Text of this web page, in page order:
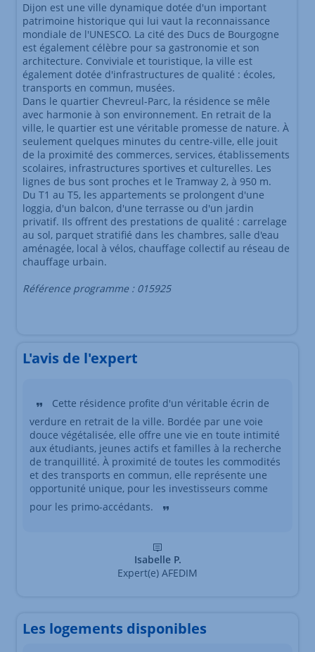
Dijon est une ville dynamique dotée d'un important
patrimoine historique qui lui vaut la reconnaissance
mondiale de l'UNESCO. La cité des Ducs de Bourgogne
est également célèbre pour sa gastronomie et son
architecture. Conviviale et touristique, la ville est
également dotée d'infrastructures de qualité : écoles,
transports en commun, musées.
Dans le quartier Chevreul-Parc, la résidence se mêle
avec harmonie à son environnement. En retrait de la
ville, le quartier est une véritable promesse de nature. À
seulement quelques minutes du centre-ville, elle jouit
de la proximité des commerces, services, établissements
scolaires, infrastructures sportives et culturelles. Les
lignes de bus sont proches et le Tramway 2, à 950 m.
Du T1 au T5, les appartements se prolongent d'une
loggia, d'un balcon, d'une terrasse ou d'un jardin
privatif. Ils offrent des prestations de qualité : carrelage
au sol, parquet stratifié dans les chambres, salle d'eau
aménagée, local à vélos, chauffage collectif au réseau de
chauffage urbain.
Référence programme : 015925
L'avis de l'expert
Cette résidence profite d'un véritable écrin de
verdure en retrait de la ville. Bordée par une voie
douce végétalisée, elle offre une vie en toute intimité
aux étudiants, jeunes actifs et familles à la recherche
de tranquillité. À proximité de toutes les commodités
et des transports en commun, elle représente une
opportunité unique, pour les investisseurs comme
pour les primo-accédants.
Isabelle P.
Expert(e) AFEDIM
Les logements disponibles